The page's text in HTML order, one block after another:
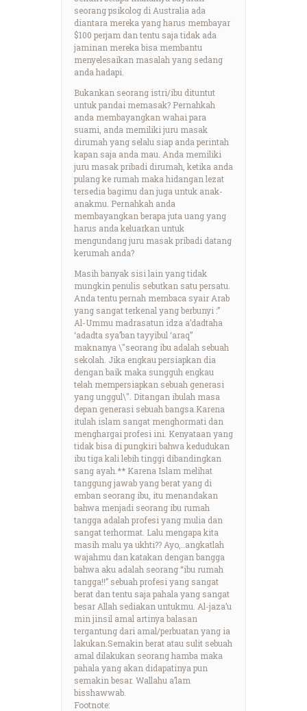
seorang psikolog di Australia ada
diantara mereka yang harus membayar
$100 perjam dan tentu saja tidak ada
jaminan mereka bisa membantu
menyelesaikan masalah yang sedang
anda hadapi.
Bukankan seorang istri/ibu dituntut
untuk pandai memasak? Pernahkah
anda membayangkan wahai para
suami, anda memiliki juru masak
dirumah yang selalu siap anda perintah
kapan saja anda mau. Anda memiliki
juru masak pribadi dirumah, ketika anda
pulang ke rumah maka hidangan lezat
tersedia bagimu dan juga untuk anak-
anakmu. Pernahkah anda
membayangkan berapa juta uang yang
harus anda keluarkan untuk
mengundang juru masak pribadi datang
kerumah anda?
Masih banyak sisi lain yang tidak
mungkin penulis sebutkan satu persatu.
Anda tentu pernah membaca syair Arab
yang sangat terkenal yang berbunyi :”
Al-Ummu madrasatun idza a’dadtaha
‘adadta sya’ban tayyibul ‘araq”
maknanya \"seorang ibu adalah sebuah
sekolah. Jika engkau persiapkan dia
dengan baik maka sungguh engkau
telah mempersiapkan sebuah generasi
yang unggul\". Ditangan ibulah masa
depan generasi sebuah bangsa.Karena
itulah islam sangat menghormati dan
menghargai profesi ini. Kenyataan yang
tidak bisa di pungkiri bahwa kedudukan
ibu tiga kali lebih tinggi dibandingkan
sang ayah.** Karena Islam melihat
tanggung jawab yang berat yang di
emban seorang ibu, itu menandakan
bahwa menjadi seorang ibu rumah
tangga adalah profesi yang mulia dan
sangat terhormat. Lalu mengapa kita
masih malu ya ukhti?? Ayo,..angkatlah
wajahmu dan katakan dengan bangga
bahwa aku adalah seorang “ibu rumah
tangga!!” sebuah profesi yang sangat
berat dan tentu saja pahala yang sangat
besar Allah sediakan untukmu. Al-jaza’u
min jinsil amal artinya balasan
tergantung dari amal/perbuatan yang ia
lakukan.Semakin berat atau sulit sebuah
amal dilakukan seorang hamba maka
pahala yang akan didapatinya pun
semakin besar. Wallahu a’lam
bisshawwab.
Footnote: